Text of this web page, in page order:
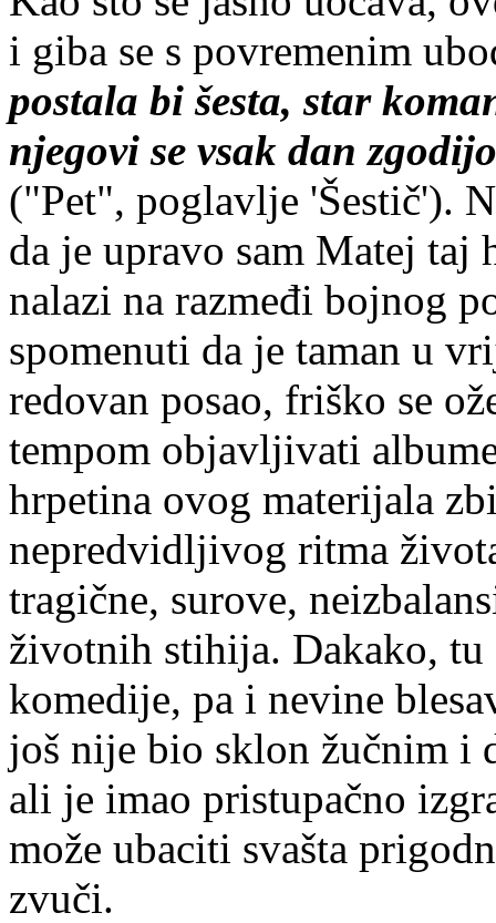
i giba se s povremenim
postala bi šesta, star
njegovi se vsak dan
("Pet", poglavlje 'Šestič').
da je upravo sam Matej
nalazi na razmeđi bojnog
spomenuti da je taman u
redovan posao, friško se
tempom objavljivati
hrpetina ovog materijala
nepredvidljivog ritma
tragične, surove,
životnih stihija. Dakako,
komedije, pa i nevine
još nije bio sklon žučnim i
ali je imao pristupačno
može ubaciti svašta
zvuči.